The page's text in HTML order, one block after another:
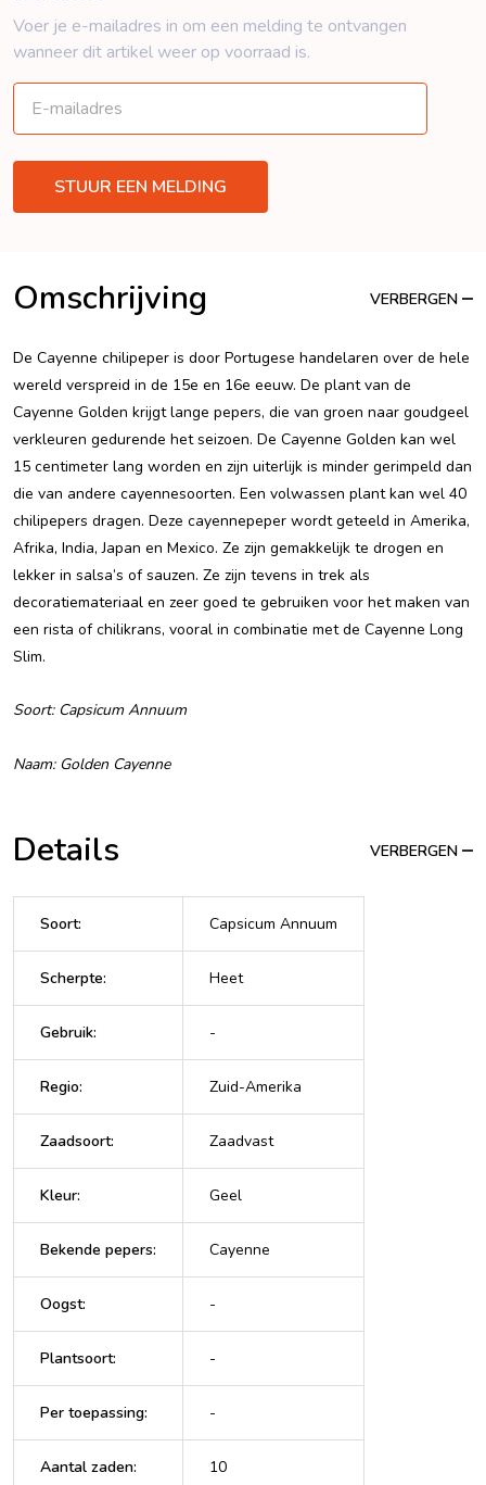
Voer je e-mailadres in om een ​​melding te ontvangen
wanneer dit artikel weer op voorraad is.
Omschrijving VERBERGEN
De Cayenne chilipeper is door Portugese handelaren over de hele
wereld verspreid in de 15e en 16e eeuw. De plant van de
Cayenne Golden krijgt lange pepers, die van groen naar goudgeel
verkleuren gedurende het seizoen. De Cayenne Golden kan wel
15 centimeter lang worden en zijn uiterlijk is minder gerimpeld dan
die van andere cayennesoorten. Een volwassen plant kan wel 40
chilipepers dragen. Deze cayennepeper wordt geteeld in Amerika,
Afrika, India, Japan en Mexico. Ze zijn gemakkelijk te drogen en
lekker in salsa’s of sauzen. Ze zijn tevens in trek als
decoratiemateriaal en zeer goed te gebruiken voor het maken van
een rista of chilikrans, vooral in combinatie met de Cayenne Long
Slim.
Soort: Capsicum Annuum
Naam: Golden Cayenne
Details VERBERGEN
Soort: Capsicum Annuum
Scherpte: Heet
Gebruik: -
Regio: Zuid-Amerika
Zaadsoort: Zaadvast
Kleur: Geel
Bekende pepers: Cayenne
Oogst: -
Plantsoort: -
Per toepassing: -
Aantal zaden: 10